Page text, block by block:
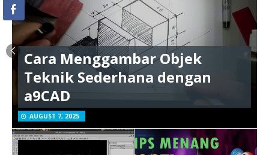
Cara Menggambar Objek
Teknik Sederhana dengan
a9CAD
AUGUST 7, 2025